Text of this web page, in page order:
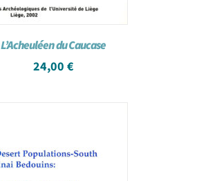
L’Acheuléen du Caucase
24,00 €